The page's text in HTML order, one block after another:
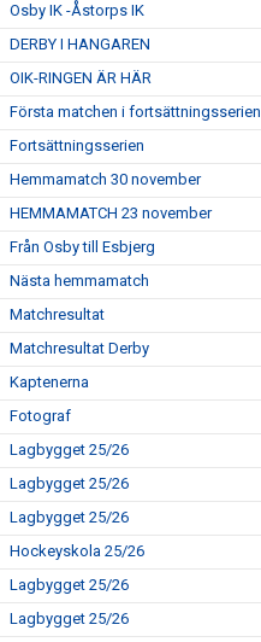
Osby IK -Åstorps IK
DERBY I HANGAREN
OIK-RINGEN ÄR HÄR
Första matchen i fortsättningsserien
Fortsättningsserien
Hemmamatch 30 november
HEMMAMATCH 23 november
Från Osby till Esbjerg
Nästa hemmamatch
Matchresultat
Matchresultat Derby
Kaptenerna
Fotograf
Lagbygget 25/26
Lagbygget 25/26
Lagbygget 25/26
Hockeyskola 25/26
Lagbygget 25/26
Lagbygget 25/26